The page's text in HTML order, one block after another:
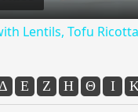
Lentils, Tofu
Ε Ζ Η Θ Ι